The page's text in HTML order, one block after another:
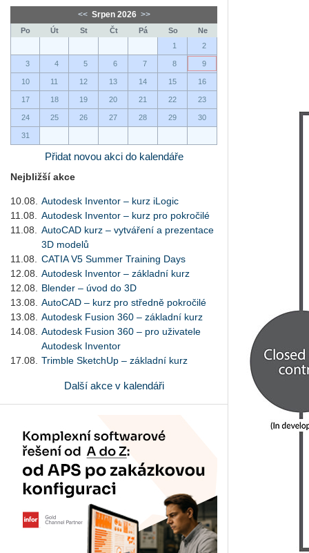
<< Srpen 2026 >>
Po Út St Čt Pá So
Ne
1
2
3 4 5 6 7 8 9
10 11 12 13 14 15 16
17 18 19 20 21 22 23
24 25 26 27 28 29 30
31
Přidat novou akci do kalendáře
Nejbližší akce
10.08.
Autodesk Inventor – kurz iLogic
11.08.
Autodesk Inventor – kurz pro pokročilé
11.08.
AutoCAD kurz – vytváření a prezentace
3D modelů
11.08.
CATIA V5 Summer Training Days
12.08.
Autodesk Inventor – základní kurz
12.08.
Blender – úvod do 3D
13.08.
AutoCAD – kurz pro středně pokročilé
13.08.
Autodesk Fusion 360 – základní kurz
14.08.
Autodesk Fusion 360 – pro uživatele
Autodesk Inventor
17.08.
Trimble SketchUp – základní kurz
Další akce v kalendáři